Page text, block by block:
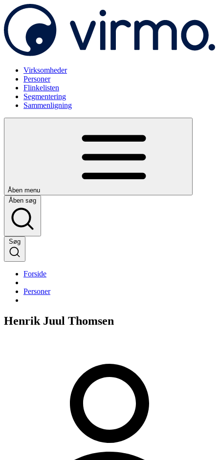
Virksomheder
Personer
Flinkelisten
Segmentering
Sammenligning
Åben menu
Åben søg
Søg
Forside
Personer
Henrik Juul Thomsen